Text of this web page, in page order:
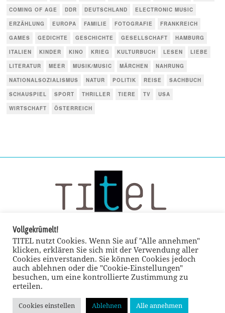
COMING OF AGE
DDR DEUTSCHLAND
ELECTRONIC MUSIC
ERZÄHLUNG
EUROPA FAMILIE FOTOGRAFIE
FRANKREICH
GAMES
GEDICHTE GESCHICHTE GESELLSCHAFT
HAMBURG
ITALIEN
KINDER KINO KRIEG KULTURBUCH LESEN
LIEBE
LITERATUR
MEER MUSIK/MUSIC MÄRCHEN
NAHRUNG
NATIONALSOZIALISMUS
NATUR POLITIK REISE
SACHBUCH
SCHAUSPIEL
SPORT THRILLER TIERE TV
USA
WIRTSCHAFT
ÖSTERREICH
© TITEL kulturmagazin 2022
Vollgekrümelt!
TITEL nutzt Cookies. Wenn Sie auf "Alle annehmen"
klicken, erklären Sie sich mit der Verwendung aller
Cookies einverstanden. Sie können Cookies jedoch
auch ablehnen oder die "Cookie-Einstellungen"
besuchen, um eine kontrollierte Zustimmung zu
erteilen.
Cookies einstellen Ablehnen Alle annehmen